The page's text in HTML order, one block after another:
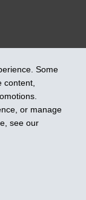
Some
content,
or manage
see our